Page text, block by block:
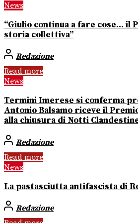
News
“Giulio continua a fare cose… il
storia collettiva”
Redazione
Read more
News
Termini Imerese si conferma
Antonio Balsamo riceve il
alla chiusura di Notti
Redazione
Read more
News
La pastasciutta antifascista di
Redazione